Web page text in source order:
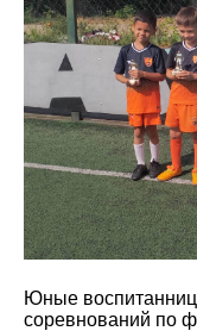
Юные
соревнований по